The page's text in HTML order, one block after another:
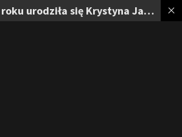
18 grudnia 1952 roku urodziła się Krystyna Janda